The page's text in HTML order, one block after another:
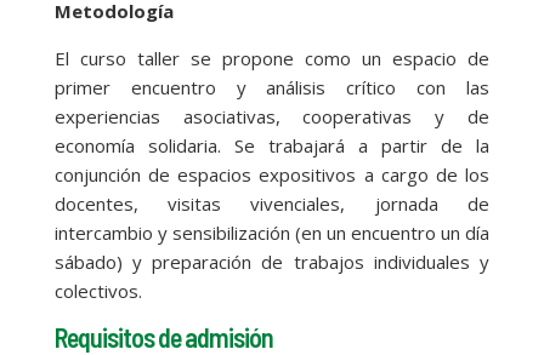
Metodología
El curso taller se propone como un espacio de
primer encuentro y análisis crítico con las
experiencias asociativas, cooperativas y de
economía solidaria. Se trabajará a partir de la
conjunción de espacios expositivos a cargo de los
docentes, visitas vivenciales, jornada de
intercambio y sensibilización (en un encuentro un día
sábado) y preparación de trabajos individuales y
colectivos.
Requisitos de admisión